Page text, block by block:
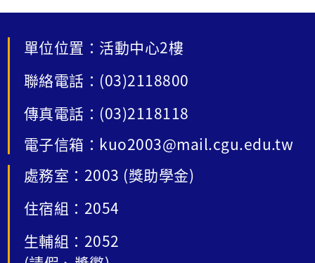
單位位置：活動中心2樓
聯絡電話：(03)2118800
傳真電話：(03)2118118
電子信箱：kuo2003@mail.cgu.edu.tw
處務室：2003 (獎助學金)
住宿組：2054
生輔組：2052